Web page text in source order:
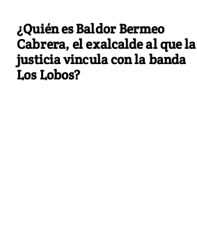
¿Quién es Baldor Bermeo
Cabrera, el exalcalde al que la
justicia vincula con la banda
Los Lobos?